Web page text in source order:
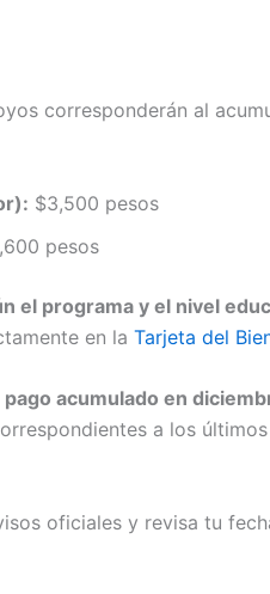
corresponderán al
$3,500 pesos
pesos
el programa y el nivel
en la Tarjeta del
acumulado en
a los
oficiales y revisa tu